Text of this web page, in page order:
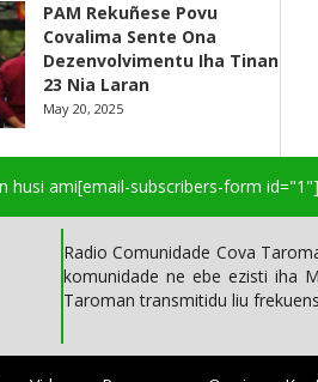
PAM Rekuñese Povu
Covalima Sente Ona
Dezenvolvimentu Iha Tinan
23 Nia Laran
May 20, 2025
husi ami[email-subscribers-form id="1"]
Radio Comunidade Cova
komunidade ne ebe ezisti iha
Taroman transmitidu liu